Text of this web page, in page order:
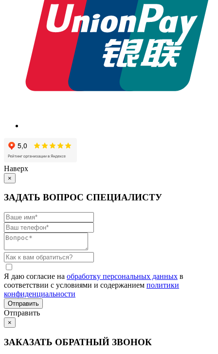
Наверх
×
ЗАДАТЬ ВОПРОС СПЕЦИАЛИСТУ
Я даю согласие на обработку персональных данных в
соответствии с условиями и содержанием политики
конфиденциальности
Отправить
×
ЗАКАЗАТЬ ОБРАТНЫЙ ЗВОНОК